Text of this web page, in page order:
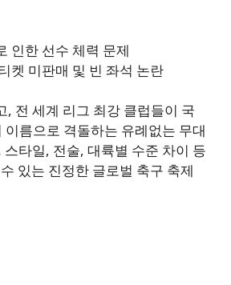
인한 선수 체력 문제
켓 미판매 및 빈 좌석 논란
, 전 세계 리그 최강 클럽들이 국
이름으로 격돌하는 유례없는 무대
타일, 전술, 대륙별 수준 차이 등
있는 진정한 글로벌 축구 축제